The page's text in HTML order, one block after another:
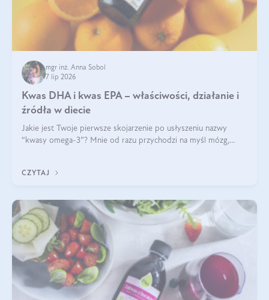
mgr inż. Anna Sobol
7 lip 2026
Kwas DHA i kwas EPA – właściwości, działanie i
źródła w diecie
Jakie jest Twoje pierwsze skojarzenie po usłyszeniu nazwy
“kwasy omega-3”? Mnie od razu przychodzi na myśl mózg,
EPA.
CZYTAJ